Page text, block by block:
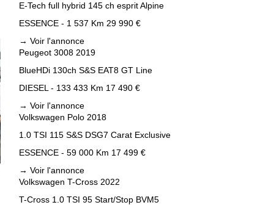
E-Tech full hybrid 145 ch esprit Alpine
ESSENCE - 1 537 Km 29 990 €
→ Voir l'annonce
Peugeot 3008 2019
BlueHDi 130ch S&S EAT8 GT Line
DIESEL - 133 433 Km 17 490 €
→ Voir l'annonce
Volkswagen Polo 2018
1.0 TSI 115 S&S DSG7 Carat Exclusive
ESSENCE - 59 000 Km 17 499 €
→ Voir l'annonce
Volkswagen T-Cross 2022
T-Cross 1.0 TSI 95 Start/Stop BVM5